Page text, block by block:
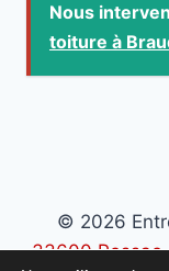
Nous
toiture à
© 2026
33600 Pessac